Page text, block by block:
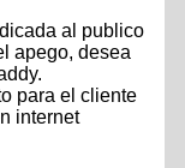
al publico
apego, desea
para el cliente
internet